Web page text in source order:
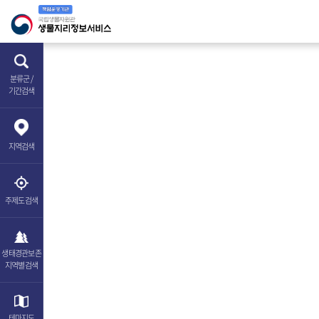
분류군 /
기간검색
지역검색
주제도검색
생태경관보존
지역별검색